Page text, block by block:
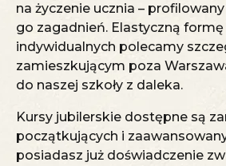
na życzenie ucznia –
go zagadnień. Elastyczną formę
indywidualnych polecamy
zamieszkującym poza
do naszej szkoły z daleka.
Kursy jubilerskie dostępne są
początkujących i
posiadasz już doświadczenie